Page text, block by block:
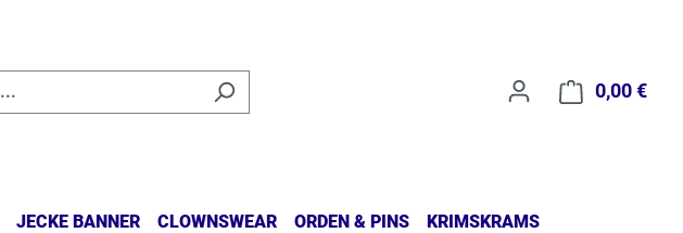
0,00 €
JECKE BANNER CLOWNSWEAR ORDEN & PINS KRIMSKRAMS